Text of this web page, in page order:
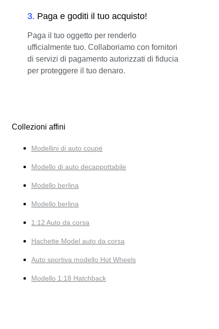
3. Paga e goditi il tuo acquisto!
Paga il tuo oggetto per renderlo
ufficialmente tuo. Collaboriamo con fornitori
di servizi di pagamento autorizzati di fiducia
per proteggere il tuo denaro.
Collezioni affini
Modellini di auto coupé
Modello di auto decappottabile
Modello berlina
Modello berlina
1:12 Auto da corsa
Hachette Model auto da corsa
Auto sportiva modello Hot Wheels
Modello 1:18 Hatchback